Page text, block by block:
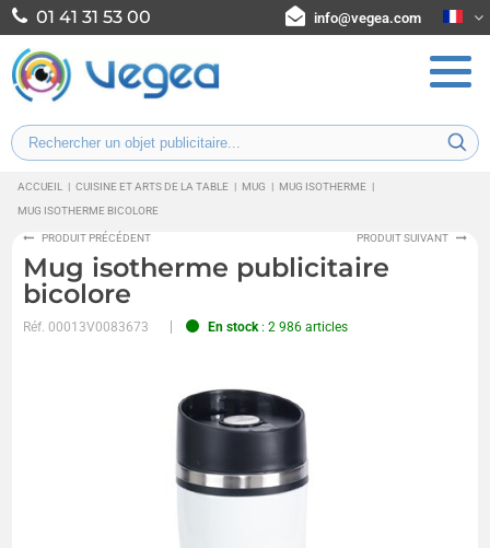
01 41 31 53 00 info@vegea.com
ACCUEIL | CUISINE ET ARTS DE LA TABLE | MUG | MUG ISOTHERME |
MUG ISOTHERME BICOLORE
PRODUIT PRÉCÉDENT PRODUIT SUIVANT
Mug isotherme publicitaire
bicolore
Réf.00013V0083673 En stock: 2 986 articles